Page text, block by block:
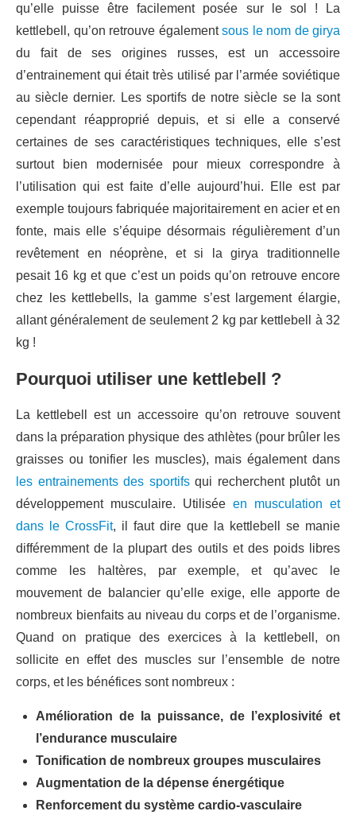
qu’elle puisse être facilement posée sur le sol ! La
kettlebell, qu’on retrouve égalementsous le nom de girya
du fait de ses origines russes, est un accessoire
d’entrainement qui était très utilisé par l’armée soviétique
au siècle dernier. Les sportifs de notre siècle se la sont
cependant réapproprié depuis, et si elle a conservé
certaines de ses caractéristiques techniques, elle s’est
surtout bien modernisée pour mieux correspondre à
l’utilisation qui est faite d’elle aujourd’hui. Elle est par
exemple toujours fabriquée majoritairement en acier et en
fonte, mais elle s’équipe désormais régulièrement d’un
revêtement en néoprène, et si la girya traditionnelle
pesait 16 kg et que c’est un poids qu’on retrouve encore
chez les kettlebells, la gamme s’est largement élargie,
allant généralement de seulement 2 kg par kettlebell à 32
kg !
Pourquoi utiliser une kettlebell ?
La kettlebell est un accessoire qu’on retrouve souvent
dans la préparation physique des athlètes (pour brûler les
graisses ou tonifier les muscles), mais également dans
les entrainements des sportifsqui recherchent plutôt un
développement musculaire. Utilisée en musculation et
dans le CrossFit, il faut dire que la kettlebell se manie
différemment de la plupart des outils et des poids libres
comme les haltères, par exemple, et qu’avec le
mouvement de balancier qu’elle exige, elle apporte de
nombreux bienfaits au niveau du corps et de l’organisme.
Quand on pratique des exercices à la kettlebell, on
sollicite en effet des muscles sur l’ensemble de notre
corps, et les bénéfices sont nombreux :
Amélioration de la puissance, de l’explosivité et
l’endurance musculaire
Tonification de nombreux groupes musculaires
Augmentation de la dépense énergétique
Renforcement du système cardio-vasculaire